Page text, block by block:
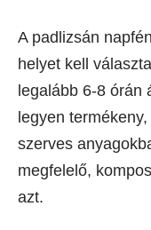
A padlizsán
helyet kell
legalább 6-8 órán
legyen
szerves
megfelelő,
azt.